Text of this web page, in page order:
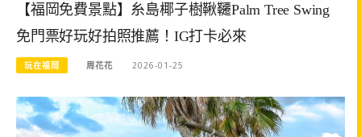
【福岡免費景點】糸島椰子樹鞦韆Palm Tree Swing
免門票好玩好拍照推薦！IG打卡必來
玩在福岡 周花花 2026-01-25